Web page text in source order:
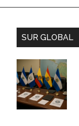
SUR GLOBAL